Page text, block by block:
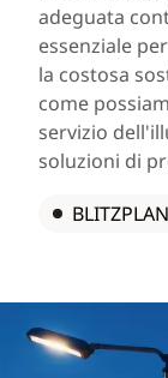
adeguata
essenziale
la costosa
come
servizio
soluzioni di